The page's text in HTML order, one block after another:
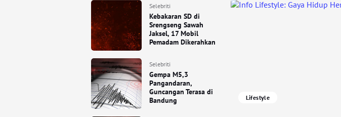
Selebriti
Kebakaran SD di
Srengseng Sawah
Jaksel, 17 Mobil
Pemadam Dikerahkan
Selebriti
Gempa M5,3
Pangandaran,
Guncangan Terasa di
Bandung
Lifestyle